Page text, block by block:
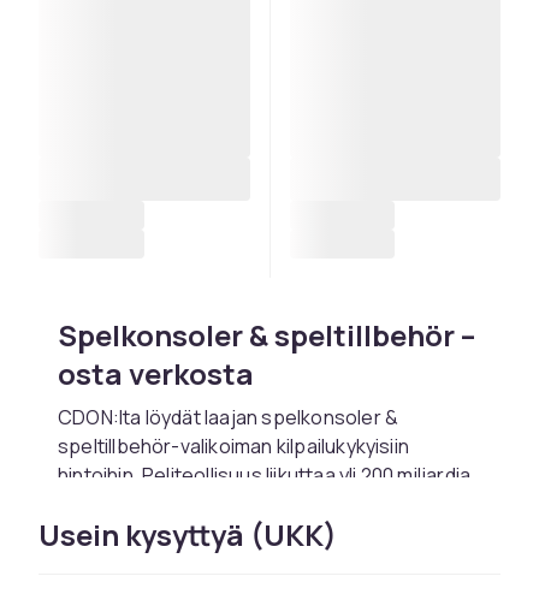
Spelkonsoler & speltillbehör –
osta verkosta
CDON:lta löydät laajan spelkonsoler &
speltillbehör-valikoiman kilpailukykyisiin
hintoihin. Peliteollisuus liikuttaa yli 200 miljardia
kasvava viihdeala. Mobiilipelaaminen, cloud
gaming ja VR avaavat täysin uusia
Usein kysyttyä (UKK)